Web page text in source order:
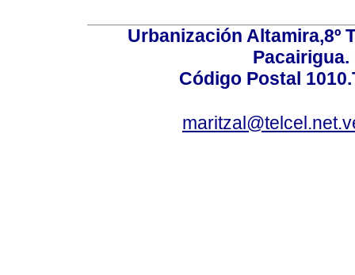
Urbanización Altamira,8º
Pacairigua.
Código Postal